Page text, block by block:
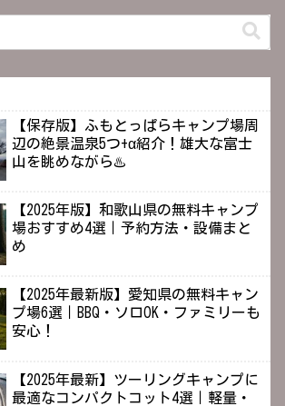
【保存版】ふもとっぱらキャンプ場周
辺の絶景温泉5つ+α紹介！雄大な富士
山を眺めながら♨️
【2025年版】和歌山県の無料キャンプ
場おすすめ4選｜予約方法・設備まと
め
【2025年最新版】愛知県の無料キャン
プ場6選｜BBQ・ソロOK・ファミリーも
安心！
【2025年最新】ツーリングキャンプに
最適なコンパクトコット4選｜軽量・